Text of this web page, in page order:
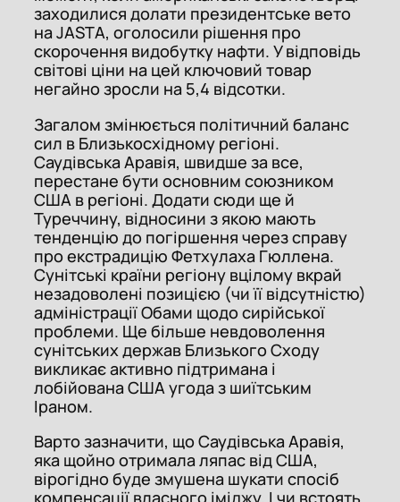
заходилися долати президентське вето
на JASTA, оголосили рішення про
скорочення видобутку нафти. У відповідь
світові ціни на цей ключовий товар
негайно зросли на 5,4 відсотки.
Загалом змінюється політичний баланс
сил в Близькосхідному регіоні.
Саудівська Аравія, швидше за все,
перестане бути основним союзником
США в регіоні. Додати сюди ще й
Туреччину, відносини з якою мають
тенденцію до погіршення через справу
про екстрадицію Фетхулаха Гюллена.
Сунітські країни регіону вцілому вкрай
незадоволені позицією (чи її відсутністю)
адміністрації Обами щодо сирійської
проблеми. Ще більше невдоволення
сунітських держав Близького Сходу
викликає активно підтримана і
лобійована США угода з шиїтським
Іраном.
Варто зазначити, що Саудівська Аравія,
яка щойно отримала ляпас від США,
вірогідно буде змушена шукати спосіб
компенсації власного іміджу. І чи встоять